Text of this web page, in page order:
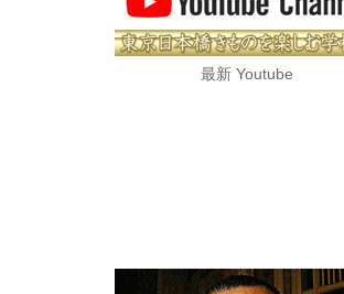
最新 Youtube